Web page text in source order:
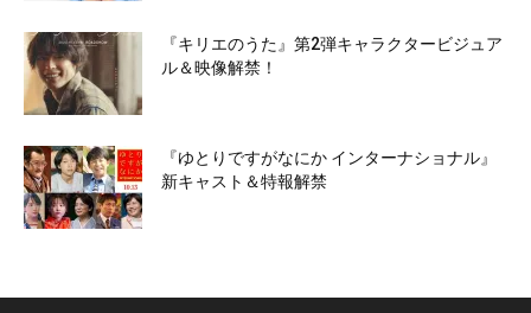
『キリエのうた』第2弾キャラクタービジュア
ル＆映像解禁！
『ゆとりですがなにか インターナショナル』
新キャスト＆特報解禁